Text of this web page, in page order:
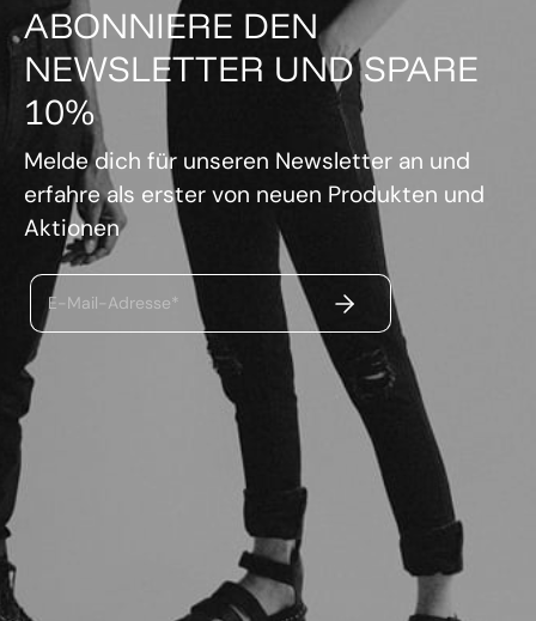
ABONNIERE DEN
NEWSLETTER UND SPARE
10%
Melde dich für unseren Newsletter an und
erfahre als erster von neuen Produkten und
Aktionen
E-Mail-Adresse* ABSENDEN